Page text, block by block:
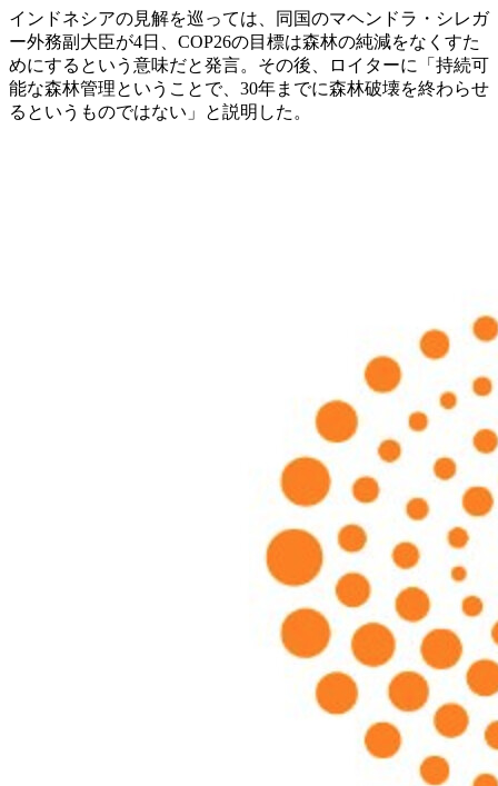
インドネシアの見解を巡っては、同国のマヘンドラ・シレガ
ー外務副大臣が4日、COP26の目標は森林の純減をなくすた
めにするという意味だと発言。その後、ロイターに「持続可
能な森林管理ということで、30年までに森林破壊を終わらせ
るというものではない」と説明した。